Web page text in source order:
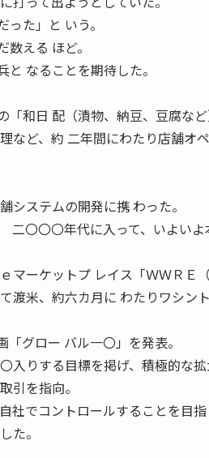
た」と いう。
える ほど。
なることを期待した。
和日 配（漬物、納豆、豆腐など
など、約 二年間にわたり店舗オ
システムの開発に携 わった。
二〇〇〇年代に入って、いよい
マーケットプ レイス「ＷＷＲＥ
渡米、約六カ月に わたりワシン
グロー バル一〇」を発表。
入りする目標を掲げ、積極的な拡
引を指向。
社でコントロールすることを目
た。